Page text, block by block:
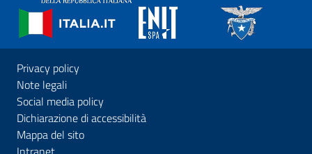
Privacy policy
Note legali
Social media policy
Dichiarazione di accessibilità
Mappa del sito